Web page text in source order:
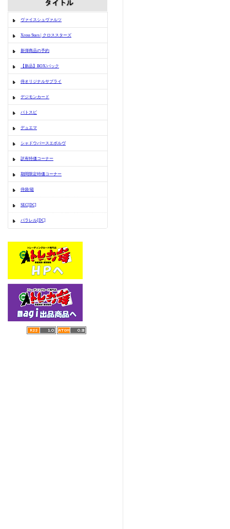
ヴァイスシュヴァルツ
Xross Stars | クロススターズ
新弾商品の予約
【新品】BOX/パック
侍オリジナルサプライ
デジモンカード
バトスピ
デュエマ
シャドウバースエボルヴ
訳有特価コーナー
期間限定特価コーナー
侍袋/箱
SEC[DC]
パラレル[DC]